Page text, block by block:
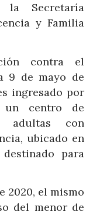
Secretaría
y Familia
contra el
9 de mayo de
ingresado por
un centro de
adultas con
ubicado en
para
2020, el mismo
del menor de